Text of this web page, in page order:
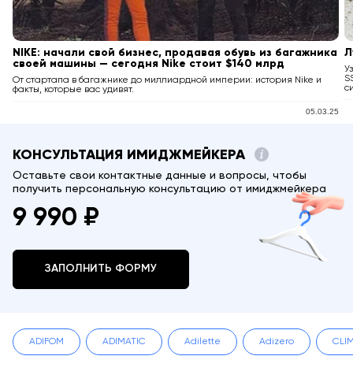
NIKE: начали свой бизнес, продавая обувь из багажника
своей машины — сегодня Nike стоит $140 млрд
От стартапа в багажнике до миллиардной империи: история Nike и
факты, которые вас удивят.
05.03.25
КОНСУЛЬТАЦИЯ ИМИДЖМЕЙКЕРА
Оставьте свои контактные данные и вопросы, чтобы
получить персональную консультацию от имиджмейкера
9 990 ₽
ЗАПОЛНИТЬ ФОРМУ
ADIFOM ADIMATIC Adilette Adizero